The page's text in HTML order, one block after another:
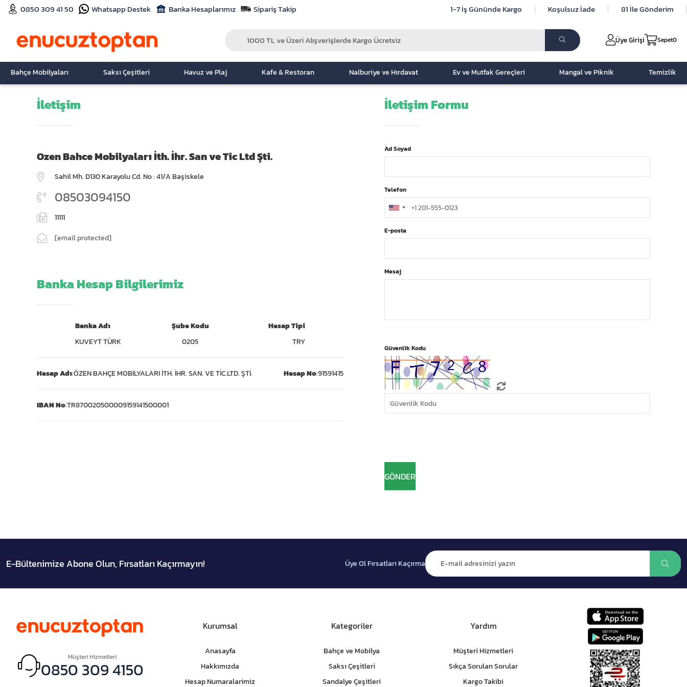
0850 309 41 50 Whatsapp Destek Banka Hesaplarımız Sipariş Takip 1-7 İş Gününde Kargo Koşulsuz İade 81 İle Gönderim
Üye Girişi Sepet0
Bahçe Mobilyaları Saksı Çeşitleri Havuz ve Plaj Kafe & Restoran Nalburiye ve Hırdavat Ev ve Mutfak Gereçleri Mangal ve Piknik Temizlik
İletişim
Ozen Bahce Mobilyaları İth. İhr. San ve Tic Ltd Şti.
Sahil Mh. D130 Karayolu Cd. No : 41/A Başiskele
08503094150
11111
[email protected]
Banka Hesap Bilgilerimiz
Banka Adı
KUVEYT TÜRK
Şube Kodu
0205
Hesap Tipi
TRY
Hesap Adı:ÖZEN BAHÇE MOBİLYALARI İTH. İHR. SAN. VE TİC.LTD. ŞTİ. Hesap No:91591415
IBAN No:TR870020500009159141500001
İletişim Formu
Ad Soyad
Telefon
E-posta
Mesaj
Güvenlik Kodu
E-Bültenimize Abone Olun, Fırsatları Kaçırmayın! Üye Ol Fırsatları Kaçırma
Müşteri Hizmetleri
0850 309 4150
Kurumsal
Anasayfa
Hakkımızda
Hesap Numaralarimiz
Kategoriler
Bahçe ve Mobilya
Saksı Çeşitleri
Sandalye Çeşitleri
Yardım
Müşteri Hizmetleri
Sıkça Sorulan Sorular
Kargo Takibi